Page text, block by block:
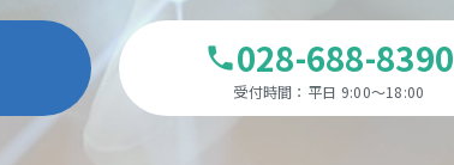
phone028-688-8390
受付時間：平日 9:00～18:00